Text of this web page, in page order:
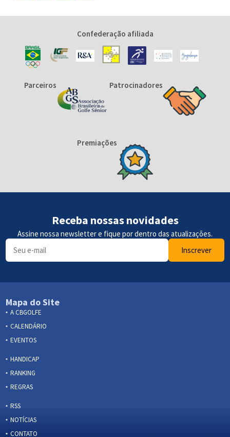
Confederação afiliada
Parceiros Patrocinadores
Premiações
Receba nossas novidades
Assine nossa newsletter e fique por dentro das atualizações.
Inscrever
Mapa do Site
A CBGOLFE
CALENDÁRIO
EVENTOS
HANDICAP
RANKING
REGRAS
RSS
NOTÍCIAS
CONTATO